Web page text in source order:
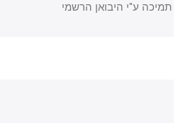
תמיכה ע"י היבואן הרשמי